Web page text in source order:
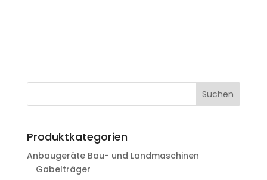
Suchen
Produktkategorien
Anbaugeräte Bau- und Landmaschinen
Gabelträger